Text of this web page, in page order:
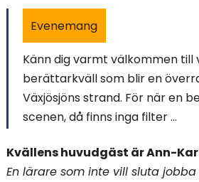
h
e
Evenemang
Känn dig varmt välkommen till
berättarkväll som blir en
Växjösjöns strand. För när en
scenen, då finns inga filter ...
Kvällens huvudgäst är Ann-
En lärare som inte vill sluta